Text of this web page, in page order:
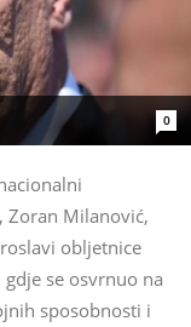
0
Zoran Milanović,
obljetnice
se osvrnuo na
sposobnosti i